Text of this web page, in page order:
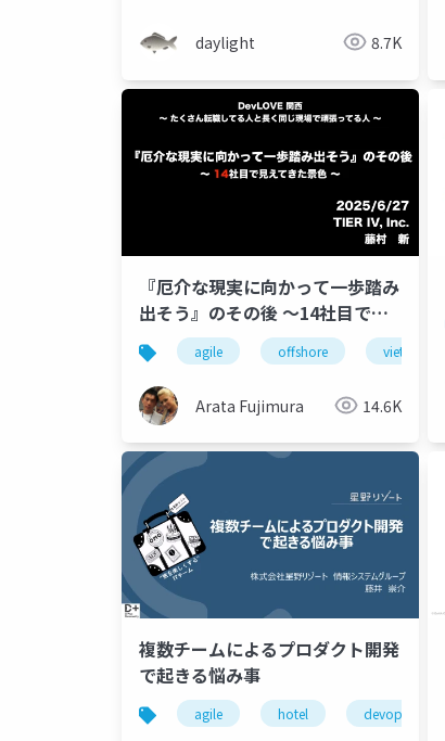
daylight 8.7K
『厄介な現実に向かって一歩踏み
出そう』のその後 〜14社目で見
えてきた景色〜
agile offshore vietnam
Arata Fujimura 14.6K
複数チームによるプロダクト開発
で起きる悩み事
agile hotel devops